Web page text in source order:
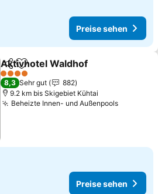
Preise sehen
TeilenZu Favoriten hinzufügen
Aktivhotel Waldhof
4 Sterne
8,3 Sehr gut
882
9.2 km bis Skigebiet Kühtai
Beheizte Innen- und Außenpools
Preise sehen